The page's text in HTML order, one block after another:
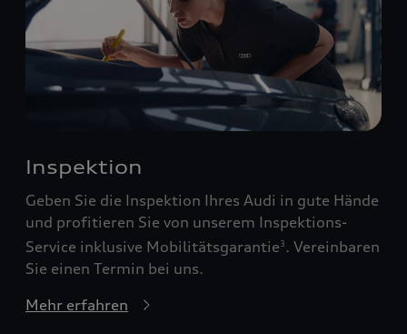
Inspektion
Geben Sie die Inspektion Ihres Audi in gute Hände
und profitieren Sie von unserem Inspektions-
Service inklusive Mobilitätsgarantie3 . Vereinbaren
Sie einen Termin bei uns.
Mehr erfahren